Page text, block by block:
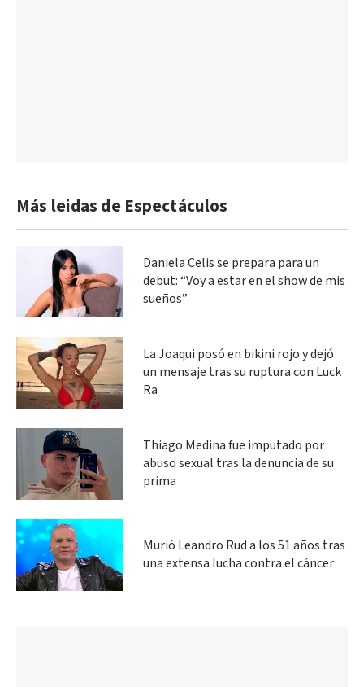
Más leidas de Espectáculos
Daniela Celis se prepara para un
debut: “Voy a estar en el show de mis
sueños”
La Joaqui posó en bikini rojo y dejó
un mensaje tras su ruptura con Luck
Ra
Thiago Medina fue imputado por
abuso sexual tras la denuncia de su
prima
Murió Leandro Rud a los 51 años tras
una extensa lucha contra el cáncer